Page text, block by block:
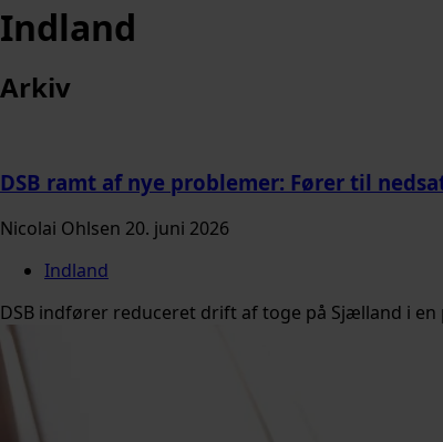
Indland
Arkiv
DSB ramt af nye problemer: Fører til
Nicolai Ohlsen 20. juni 2026
Indland
DSB indfører reduceret drift af toge på Sjælland i